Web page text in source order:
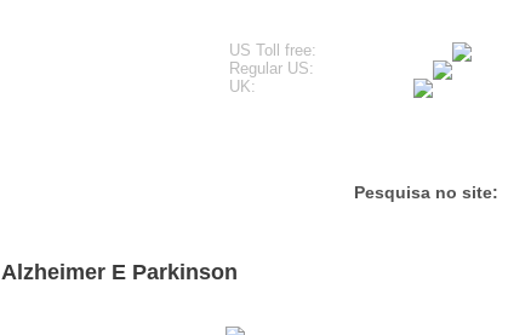
US Toll free:
Regular US:
UK:
Pesquisa no site:
Alzheimer E Parkinson